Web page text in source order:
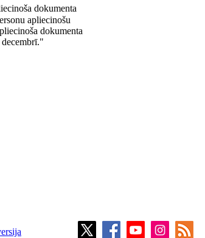
dokumenta
apliecinošu
dokumenta